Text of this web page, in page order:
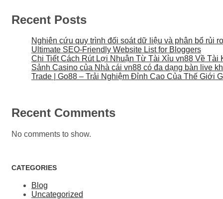
Recent Posts
Nghiên cứu quy trình đối soát dữ liệu và phân bổ rủi
Ultimate SEO-Friendly Website List for Bloggers
Chi Tiết Cách Rút Lợi Nhuận Từ Tài Xỉu vn88 Về
Sảnh Casino của Nhà cái vn88 có đa dạng bàn live
Trade | Go88 – Trải Nghiệm Đỉnh Cao Của Thế Giới
Recent Comments
No comments to show.
CATEGORIES
Blog
Uncategorized